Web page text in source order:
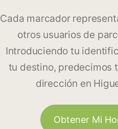
Cada marcador
otros usuarios de
Introduciendo tu
tu destino, predecimos
dirección en
Obtener Mi